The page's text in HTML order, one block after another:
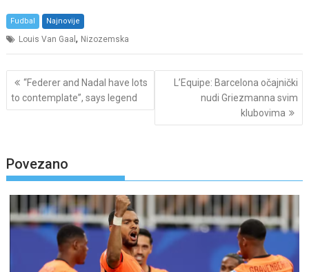
Fudbal Najnovije
Louis Van Gaal, Nizozemska
Post
navigation
“Federer and Nadal have lots
to contemplate”, says legend
L’Equipe: Barcelona očajnički
nudi Griezmanna svim
klubovima
Povezano